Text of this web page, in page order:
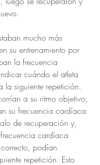
mucho más
su entrenamiento por
la frecuencia
cuándo el atleta
la siguiente repetición.
a su ritmo objetivo,
su frecuencia cardíaca
de recuperación y,
cardíaca
podían
repetición. Esto